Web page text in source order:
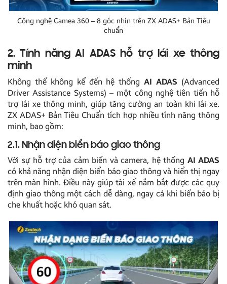
Công nghệ Camea 360 – 8 góc nhìn trên ZX ADAS+ Bản Tiêu
chuẩn
2. Tính năng AI ADAS hỗ trợ lái xe thông
minh
Không thể không kể đến hệ thốngAI ADAS (Advanced
Driver Assistance Systems) – một công nghệ tiên tiến hỗ
trợ lái xe thông minh, giúp tăng cường an toàn khi lái xe.
ZX ADAS+ Bản Tiêu Chuẩn tích hợp nhiều tính năng thông
minh, bao gồm:
2.1. Nhận diện biển báo giao thông
Với sự hỗ trợ của cảm biến và camera, hệ thống AI ADAS
có khả năng nhận diện biển báo giao thông và hiển thị ngay
trên màn hình. Điều này giúp tài xế nắm bắt được các quy
định giao thông một cách dễ dàng, ngay cả khi biển báo bị
che khuất hoặc khó quan sát.